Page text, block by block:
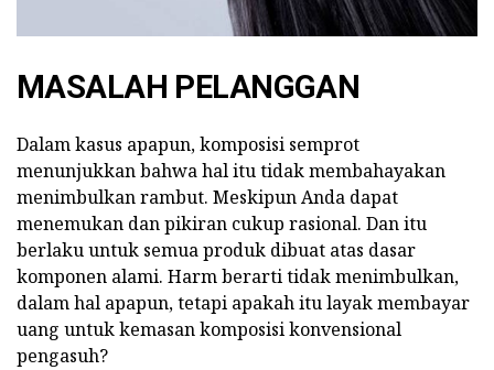
MASALAH PELANGGAN
Dalam kasus apapun, komposisi semprot
menunjukkan bahwa hal itu tidak membahayakan
menimbulkan rambut. Meskipun Anda dapat
menemukan dan pikiran cukup rasional. Dan itu
berlaku untuk semua produk dibuat atas dasar
komponen alami. Harm berarti tidak menimbulkan,
dalam hal apapun, tetapi apakah itu layak membayar
uang untuk kemasan komposisi konvensional
pengasuh?